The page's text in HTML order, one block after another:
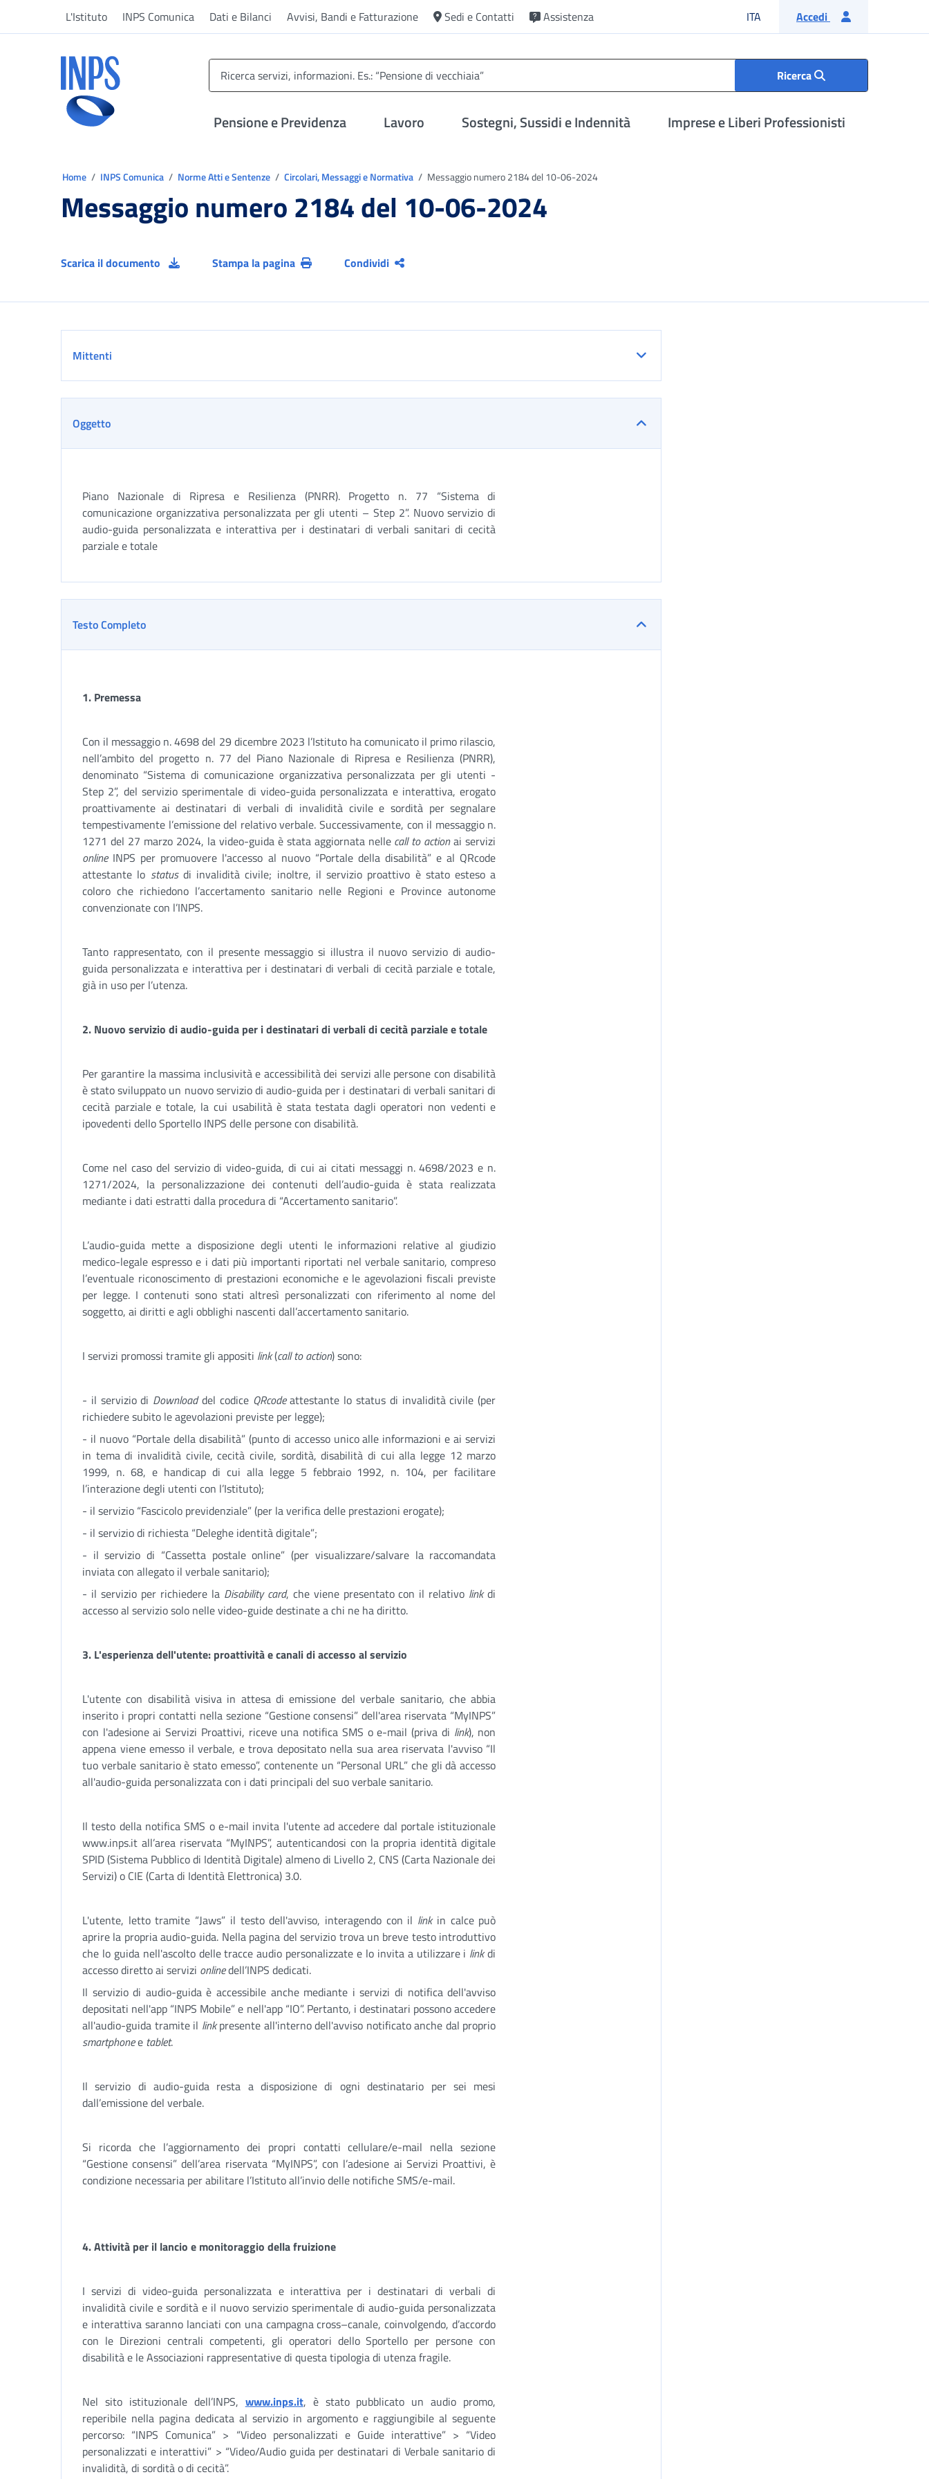
L'Istituto INPS Comunica Dati e Bilanci Avvisi, Bandi e Fatturazione Sedi e Contatti Assistenza ITA Lingua italiana
Accedi
Ricerca
Pensione e Previdenza Lavoro Sostegni, Sussidi e Indennità Imprese e Liberi Professionisti
Home INPS Comunica Norme Atti e Sentenze Circolari, Messaggi e Normativa Messaggio numero 2184 del 10-06-2024
Messaggio numero 2184 del 10-06-2024
Scarica il documento Stampa la pagina Condividi
Mittenti
Oggetto
Piano Nazionale di Ripresa e Resilienza (PNRR). Progetto n. 77 “Sistema di
comunicazione organizzativa personalizzata per gli utenti – Step 2”. Nuovo servizio di
audio-guida personalizzata e interattiva per i destinatari di verbali sanitari di cecità
parziale e totale
Testo Completo
1. Premessa
Con il messaggio n. 4698 del 29 dicembre 2023 l’Istituto ha comunicato il primo rilascio,
nell’ambito del progetto n. 77 del Piano Nazionale di Ripresa e Resilienza (PNRR),
denominato “Sistema di comunicazione organizzativa personalizzata per gli utenti -
Step 2”, del servizio sperimentale di video-guida personalizzata e interattiva, erogato
proattivamente ai destinatari di verbali di invalidità civile e sordità per segnalare
tempestivamente l’emissione del relativo verbale. Successivamente, con il messaggio n.
1271 del 27 marzo 2024, la video-guida è stata aggiornata nelle call to actionai servizi
onlineINPS per promuovere l'accesso al nuovo “Portale della disabilità” e al QRcode
attestante lo statusdi invalidità civile; inoltre, il servizio proattivo è stato esteso a
coloro che richiedono l’accertamento sanitario nelle Regioni e Province autonome
convenzionate con l’INPS.
Tanto rappresentato, con il presente messaggio si illustra il nuovo servizio di audio-
guida personalizzata e interattiva per i destinatari di verbali di cecità parziale e totale,
già in uso per l’utenza.
2. Nuovo servizio di audio-guida per i destinatari di verbali di cecità parziale e totale
Per garantire la massima inclusività e accessibilità dei servizi alle persone con disabilità
è stato sviluppato un nuovo servizio di audio-guida per i destinatari di verbali sanitari di
cecità parziale e totale, la cui usabilità è stata testata dagli operatori non vedenti e
ipovedenti dello Sportello INPS delle persone con disabilità.
Come nel caso del servizio di video-guida, di cui ai citati messaggi n. 4698/2023 e n.
1271/2024, la personalizzazione dei contenuti dell’audio-guida è stata realizzata
mediante i dati estratti dalla procedura di “Accertamento sanitario”.
L’audio-guida mette a disposizione degli utenti le informazioni relative al giudizio
medico-legale espresso e i dati più importanti riportati nel verbale sanitario, compreso
l’eventuale riconoscimento di prestazioni economiche e le agevolazioni fiscali previste
per legge. I contenuti sono stati altresì personalizzati con riferimento al nome del
soggetto, ai diritti e agli obblighi nascenti dall’accertamento sanitario.
I servizi promossi tramite gli appositi link(call to action) sono:
- il servizio di Downloaddel codice QRcodeattestante lo status di invalidità civile (per
richiedere subito le agevolazioni previste per legge);
- il nuovo “Portale della disabilità” (punto di accesso unico alle informazioni e ai servizi
in tema di invalidità civile, cecità civile, sordità, disabilità di cui alla legge 12 marzo
1999, n. 68, e handicap di cui alla legge 5 febbraio 1992, n. 104, per facilitare
l’interazione degli utenti con l’Istituto);
- il servizio “Fascicolo previdenziale” (per la verifica delle prestazioni erogate);
- il servizio di richiesta “Deleghe identità digitale”;
- il servizio di “Cassetta postale online” (per visualizzare/salvare la raccomandata
inviata con allegato il verbale sanitario);
- il servizio per richiedere la Disability card, che viene presentato con il relativo linkdi
accesso al servizio solo nelle video-guide destinate a chi ne ha diritto.
3. L'esperienza dell'utente: proattività e canali di accesso al servizio
L'utente con disabilità visiva in attesa di emissione del verbale sanitario, che abbia
inserito i propri contatti nella sezione “Gestione consensi” dell'area riservata “MyINPS”
con l'adesione ai Servizi Proattivi, riceve una notifica SMS o e-mail (priva di link), non
appena viene emesso il verbale, e trova depositato nella sua area riservata l'avviso “Il
tuo verbale sanitario è stato emesso”, contenente un “Personal URL” che gli dà accesso
all'audio-guida personalizzata con i dati principali del suo verbale sanitario.
Il testo della notifica SMS o e-mail invita l'utente ad accedere dal portale istituzionale
www.inps.it all’area riservata “MyINPS”, autenticandosi con la propria identità digitale
SPID (Sistema Pubblico di Identità Digitale) almeno di Livello 2, CNS (Carta Nazionale dei
Servizi) o CIE (Carta di Identità Elettronica) 3.0.
L'utente, letto tramite “Jaws” il testo dell'avviso, interagendo con il linkin calce può
aprire la propria audio-guida. Nella pagina del servizio trova un breve testo introduttivo
che lo guida nell'ascolto delle tracce audio personalizzate e lo invita a utilizzare i linkdi
accesso diretto ai servizi onlinedell’INPS dedicati.
Il servizio di audio-guida è accessibile anche mediante i servizi di notifica dell'avviso
depositati nell'app “INPS Mobile” e nell'app “IO”. Pertanto, i destinatari possono accedere
all'audio-guida tramite il linkpresente all'interno dell'avviso notificato anche dal proprio
smartphonee tablet.
Il servizio di audio-guida resta a disposizione di ogni destinatario per sei mesi
dall’emissione del verbale.
Si ricorda che l’aggiornamento dei propri contatti cellulare/e-mail nella sezione
“Gestione consensi” dell’area riservata “MyINPS”, con l’adesione ai Servizi Proattivi, è
condizione necessaria per abilitare l’Istituto all’invio delle notifiche SMS/e-mail.
4. Attività per il lancio e monitoraggio della fruizione
I servizi di video-guida personalizzata e interattiva per i destinatari di verbali di
invalidità civile e sordità e il nuovo servizio sperimentale di audio-guida personalizzata
e interattiva saranno lanciati con una campagna cross–canale, coinvolgendo, d’accordo
con le Direzioni centrali competenti, gli operatori dello Sportello per persone con
disabilità e le Associazioni rappresentative di questa tipologia di utenza fragile.
Nel sito istituzionale dell’INPS, www.inps.it, è stato pubblicato un audio promo,
reperibile nella pagina dedicata al servizio in argomento e raggiungibile al seguente
percorso: “INPS Comunica” > “Video personalizzati e Guide interattive” > “Video
personalizzati e interattivi” > “Video/Audio guida per destinatari di Verbale sanitario di
invalidità, di sordità o di cecità”.